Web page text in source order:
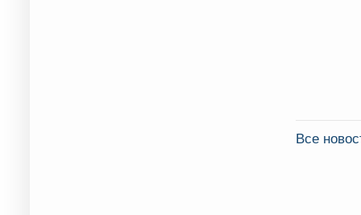
Все